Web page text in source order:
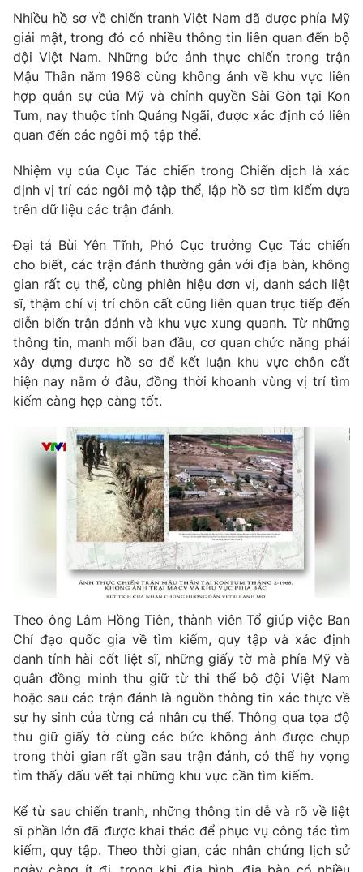
Chất lượng cuộc sống
Học trực tuyến
Hitech Công nghệ tương lai
Sản phẩm
Thị trường
Tư vấn
Giao lưu trực tuyến
Lịch phát sóng
Emagazine Podcast
Photo Infographic
Video Shorts video
VTV Money VTV Thể thao
VTV Sức khoẻ Bất động sản
Thị trường 24h Tấm lòng Việt
Vươn mình bằng AI
VTV8
Liên hệ tòa soạn English
THỜI BÁO VTV
Theo dõi báo trên
Cơ quan chủ quản: Đài Truyền hình Việt Nam
Giấy phép hoạt động báo in và báo điện tử số 483/GP-BTTTT
cấp ngày 29/12/2023
Tổng Biên tập:Vũ Thanh Thủy
Nhiều hồ sơ về chiến tranh Việt Nam đã được phía Mỹ
giải mật, trong đó có nhiều thông tin liên quan đến bộ
đội Việt Nam. Những bức ảnh thực chiến trong trận
Mậu Thân năm 1968 cùng không ảnh về khu vực liên
hợp quân sự của Mỹ và chính quyền Sài Gòn tại Kon
Tum, nay thuộc tỉnh Quảng Ngãi, được xác định có liên
quan đến các ngôi mộ tập thể.
Nhiệm vụ của Cục Tác chiến trong Chiến dịch là xác
định vị trí các ngôi mộ tập thể, lập hồ sơ tìm kiếm dựa
trên dữ liệu các trận đánh.
Đại tá Bùi Yên Tĩnh, Phó Cục trưởng Cục Tác chiến
cho biết, các trận đánh thường gắn với địa bàn, không
gian rất cụ thể, cùng phiên hiệu đơn vị, danh sách liệt
sĩ, thậm chí vị trí chôn cất cũng liên quan trực tiếp đến
diễn biến trận đánh và khu vực xung quanh. Từ những
thông tin, manh mối ban đầu, cơ quan chức năng phải
xây dựng được hồ sơ để kết luận khu vực chôn cất
hiện nay nằm ở đâu, đồng thời khoanh vùng vị trí tìm
kiếm càng hẹp càng tốt.
Theo ông Lâm Hồng Tiên, thành viên Tổ giúp việc Ban
Chỉ đạo quốc gia về tìm kiếm, quy tập và xác định
danh tính hài cốt liệt sĩ, những giấy tờ mà phía Mỹ và
quân đồng minh thu giữ từ thi thể bộ đội Việt Nam
hoặc sau các trận đánh là nguồn thông tin xác thực về
sự hy sinh của từng cá nhân cụ thể. Thông qua tọa độ
thu giữ giấy tờ cùng các bức không ảnh được chụp
trong thời gian rất gần sau trận đánh, có thể hy vọng
tìm thấy dấu vết tại những khu vực cần tìm kiếm.
Kể từ sau chiến tranh, những thông tin dễ và rõ về liệt
sĩ phần lớn đã được khai thác để phục vụ công tác tìm
kiếm, quy tập. Theo thời gian, các nhân chứng lịch sử